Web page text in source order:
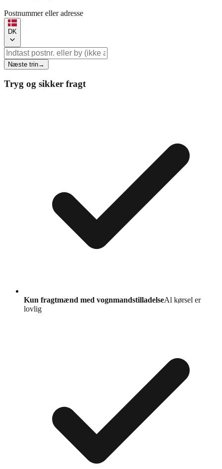
Postnummer eller adresse
DK
Næste trin→
Tryg og sikker fragt
Kun fragtmænd med vognmandstilladelseAl kørsel er
lovlig